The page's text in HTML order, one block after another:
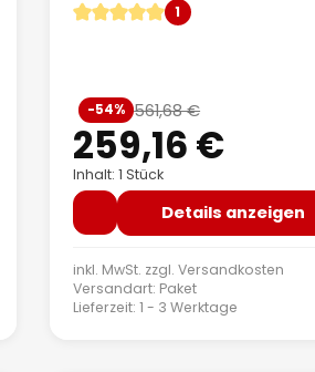
Durchschnittliche Bewertung
1
Verkaufspreis:
259,16 €
Regulärer Preis:
561,68 €
-54%
Inhalt: 1 Stück
Details anzeigen
inkl. MwSt. zzgl.Versandkosten
Versandart: Paket
Lieferzeit: 1 - 3 Werktage